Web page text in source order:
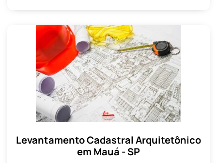
Levantamento Cadastral Arquitetônico
em Mauá - SP